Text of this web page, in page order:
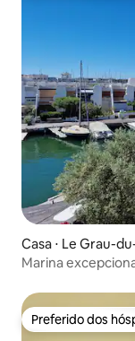
Casa ⋅ Le Grau-
Marina
Preferido dos
Preferido dos